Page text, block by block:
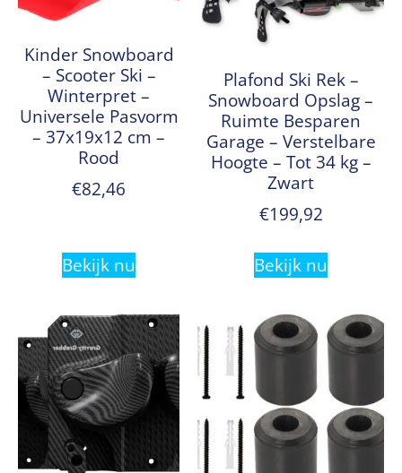
Kinder Snowboard
– Scooter Ski –
Winterpret –
Universele Pasvorm
– 37x19x12 cm –
Rood
€82,46
Bekijk nu
Plafond Ski Rek –
Snowboard Opslag –
Ruimte Besparen
Garage – Verstelbare
Hoogte – Tot 34 kg –
Zwart
€199,92
Bekijk nu